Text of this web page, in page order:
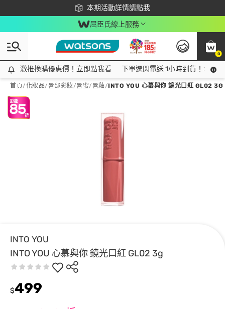
本期活動詳情請點我
下載app最高回饋$350
屈臣氏線上服務
0
激推換購優惠價！立即點我看
激推換購優惠價！立即點我看 下單選閃電送 1小時到貨！領神
首頁/化妝品/唇部彩妝/唇蜜/唇釉/INTO YOU 心慕與你 鏡光口紅 GL02 3G
INTO YOU
INTO YOU 心慕與你 鏡光口紅 GL02 3g
$499